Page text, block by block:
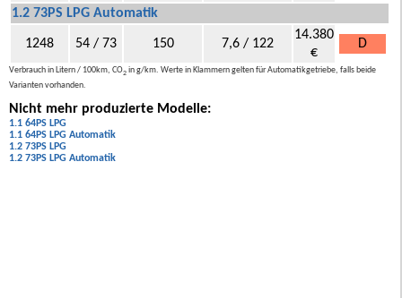
1.2 73PS LPG Automatik
1248 54 / 73 150 7,6 / 122
14.380
€
D
Verbrauch in Litern / 100km, CO2 in g/km. Werte in Klammern gelten für Automatikgetriebe, falls beide
Varianten vorhanden.
Nicht mehr produzierte Modelle:
1.1 64PS LPG
1.1 64PS LPG Automatik
1.2 73PS LPG
1.2 73PS LPG Automatik